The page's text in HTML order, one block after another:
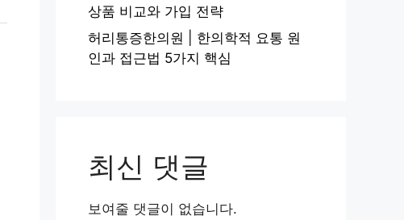
상품 비교와 가입 전략
허리통증한의원 | 한의학적 요통 원
인과 접근법 5가지 핵심
최신 댓글
보여줄 댓글이 없습니다.